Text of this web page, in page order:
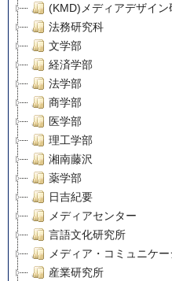
(KMD)メディアデザイン
法務研究科
文学部
経済学部
法学部
商学部
医学部
理工学部
湘南藤沢
薬学部
日吉紀要
メディアセンター
言語文化研究所
メディア・コミュニケ
産業研究所